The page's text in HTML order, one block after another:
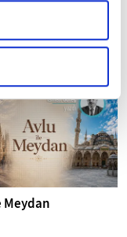
ilgili dahaMacar
Fotoğrafları
Meydan